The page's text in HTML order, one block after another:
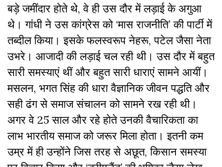
बड़े जमींदार होते थे, वे ही उस दौर में लड़ाई के अगुआ
थे। गांधी ने उस कांग्रेस को ‘मास राजनीति’ की पार्टी में
तब्दील किया। इसके फलस्वरूप नेहरू, पटेल जैसा नेता
उभरे। आजादी की लड़ाई चल रही थी। उस दौर में बहुत
सारी समस्याएं थीं और बहुत सारी धाराएं सामने आयीं।
मसलन, भगत सिंह की धारा वैज्ञानिक जीवन पद्धति और
सही ढंग से समाज संचालन को सामने रख रही थी।
अगर वे 25 साल और रहे होते उनकी वैचारिकता का
लाभ भारतीय समाज को जरूर मिला होता। इतनी कम
उम्र में ही उन्होंने जिस तरह से अछूत, किसान समस्या